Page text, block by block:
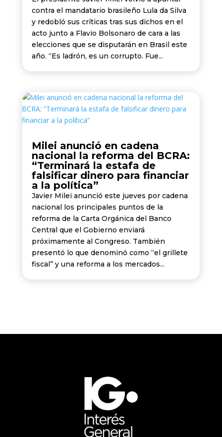
contra el mandatario brasileño Lula da Silva
y redobló sus críticas tras sus dichos en el
acto junto a Flavio Bolsonaro de cara a las
elecciones que se disputarán en Brasil este
año. “Es ladrón, es un corrupto. Fue...
Milei anunció en cadena
nacional la reforma del BCRA:
“Terminará la estafa de
falsificar dinero para financiar
a la política”
Javier Milei anunció este jueves por cadena
nacional los principales puntos de la
reforma de la Carta Orgánica del Banco
Central que el Gobierno enviará
próximamente al Congreso. También
presentó lo que denominó como “el grillete
fiscal” y una reforma a los mercados...